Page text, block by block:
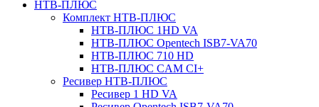
НТВ-ПЛЮС
Комплект НТВ-ПЛЮС
НТВ-ПЛЮС 1HD VA
НТВ-ПЛЮС Opentech ISB7-VA70
НТВ-ПЛЮС 710 HD
НТВ-ПЛЮС CAM CI+
Ресивер НТВ-ПЛЮС
Ресивер 1 HD VA